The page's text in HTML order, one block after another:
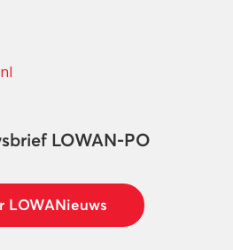
LOWAN-PO
LOWANieuws